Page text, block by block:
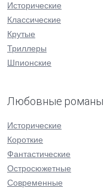
Исторические
Классические
Крутые
Триллеры
Шпионские
Любовные романы
Исторические
Короткие
Фантастические
Остросюжетные
Современные